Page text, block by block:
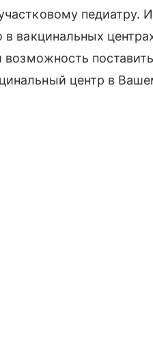
педиатру.
в вакцинальных
возможность
центр в